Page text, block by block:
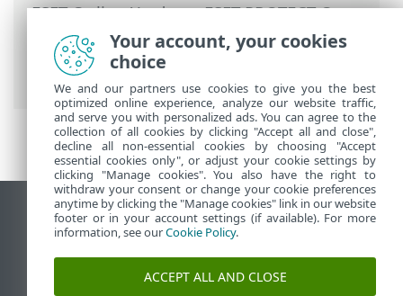
ESET Online Yardım>ESET PROTECT On-
Prem>
ESET PROTECT On-Prem Ürününü
Kullanma
>ESET PROTECT On-Prem Ana
Menü> Bilgisayarlar
Masaüstü sitesini görüntüle
End of Life
ESET Bilgi Bankası
Your account, your cookies
choice
We and our partners use cookies to give you the best
optimized online experience, analyze our website traffic,
and serve you with personalized ads. You can agree to the
collection of all cookies by clicking "Accept all and close",
decline all non-essential cookies by choosing "Accept
essential cookies only", or adjust your cookie settings by
clicking "Manage cookies". You also have the right to
withdraw your consent or change your cookie preferences
anytime by clicking the "Manage cookies" link in our website
footer or in your account settings (if available). For more
information, see ourCookie Policy.
ACCEPT ALL AND CLOSE